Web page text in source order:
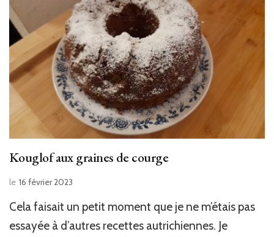
Kouglof aux graines de courge
le 16 février 2023
Cela faisait un petit moment que je ne m’étais pas
essayée à d’autres recettes autrichiennes. Je